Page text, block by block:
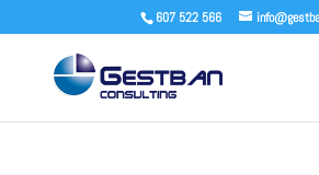
607 522 566